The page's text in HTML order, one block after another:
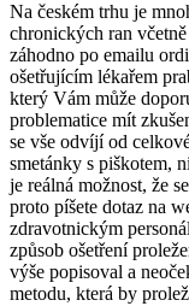
Na českém trhu je
chronických ran
záhodno po emailu
ošetřujícím lékařem
který Vám může
problematice mít
se vše odvíjí od
smetánky s piškotem,
je reálná možnost, že
proto píšete dotaz na
zdravotnickým
způsob ošetření
výše popisoval a
metodu, která by